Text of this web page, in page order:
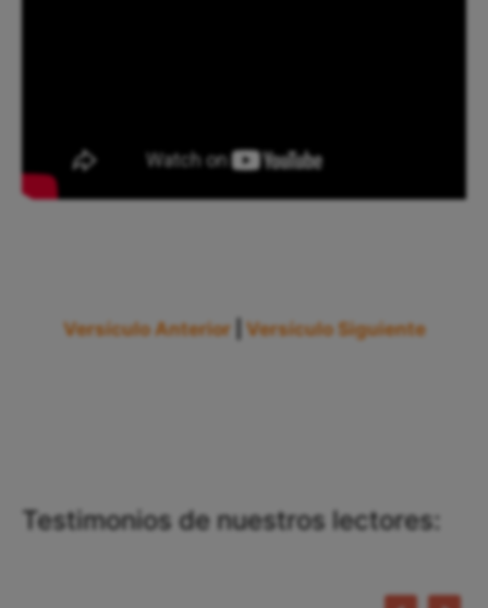
Versículo Anterior Versículo Siguiente
Testimonios de nuestros lectores: